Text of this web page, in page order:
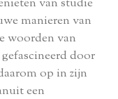
van studie
manieren van
woorden van
door
op in zijn
een